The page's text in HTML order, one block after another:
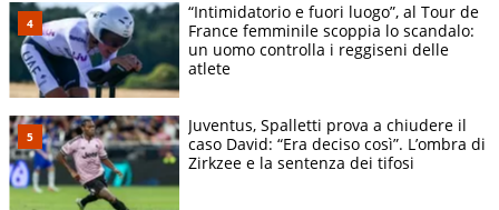
“Intimidatorio e fuori luogo”, al Tour de
France femminile scoppia lo scandalo:
un uomo controlla i reggiseni delle
atlete
Juventus, Spalletti prova a chiudere il
caso David: “Era deciso così”. L’ombra di
Zirkzee e la sentenza dei tifosi